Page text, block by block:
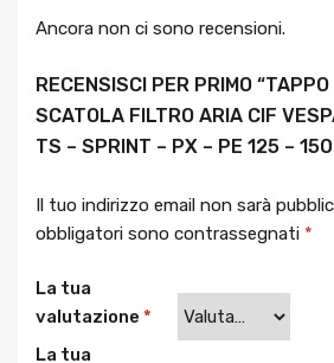
Ancora non ci sono recensioni.
RECENSISCI PER PRIMO
SCATOLA FILTRO ARIA CIF
TS – SPRINT – PX – PE 125 –
Il tuo indirizzo email non sarà
obbligatori sono contrassegnati *
La tua
valutazione *
La tua